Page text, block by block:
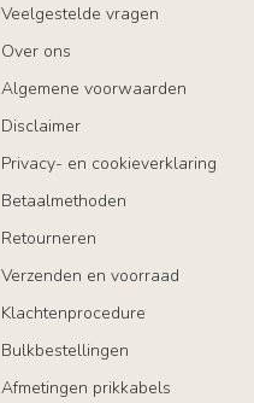
Veelgestelde vragen
Over ons
Algemene voorwaarden
Disclaimer
Privacy- en cookieverklaring
Betaalmethoden
Retourneren
Verzenden en voorraad
Klachtenprocedure
Bulkbestellingen
Afmetingen prikkabels